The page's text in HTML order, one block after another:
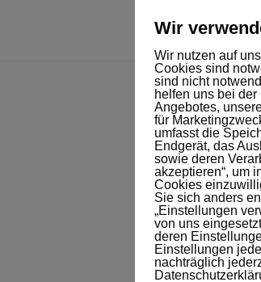
Wir
Wir nutzen auf
Cookies sind
sind nicht
helfen uns bei
Angebotes,
für
umfasst die
Endgerät, das
sowie deren
akzeptieren“, um
Cookies
Sie sich anders
„Einstellungen
von uns
deren
Einstellungen
nachträglich